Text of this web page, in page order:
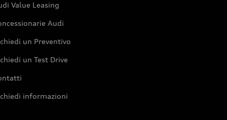
Value Leasing
Audi
un Preventivo
un Test Drive
informazioni